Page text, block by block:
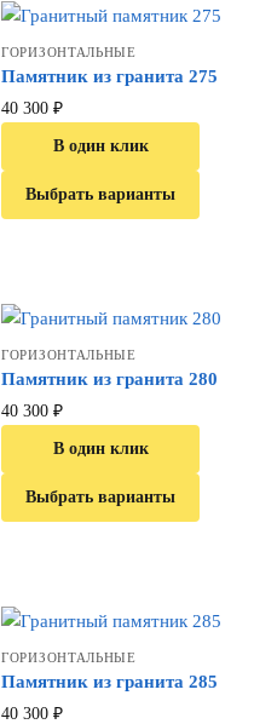
ГОРИЗОНТАЛЬНЫЕ
Памятник из гранита 275
40 300 ₽
В один клик
Выбрать варианты
ГОРИЗОНТАЛЬНЫЕ
Памятник из гранита 280
40 300 ₽
В один клик
Выбрать варианты
ГОРИЗОНТАЛЬНЫЕ
Памятник из гранита 285
40 300 ₽